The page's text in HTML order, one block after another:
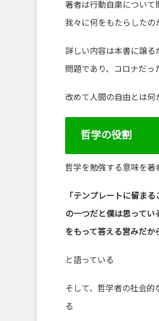
著者は行動自粛について
我々に何をもたらしたの
詳しい内容は本書に譲
問題であり、コロナだ
改めて人間の自由とは何
哲学の役割
哲学を勉強する意味を著
「テンプレートに留ま
の一つだと僕は思ってい
をもって答える営みだか
と語っている
そして、哲学者の社会
る